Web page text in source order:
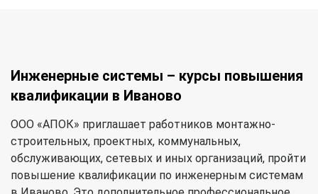
Инженерные системы – курсы повышения
квалификации в Иваново
ООО «АПОК» приглашает работников монтажно-
строительных, проектных, коммунальных,
обслуживающих, сетевых и иных организаций, пройти
повышение квалификации по инженерным системам